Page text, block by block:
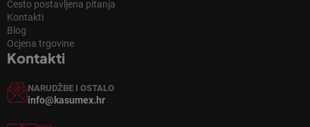
Često postavljena pitanja
Kontakti
Blog
Ocjena trgovine
Kontakti
NARUDŽBE I OSTALO
info@kasumex.hr